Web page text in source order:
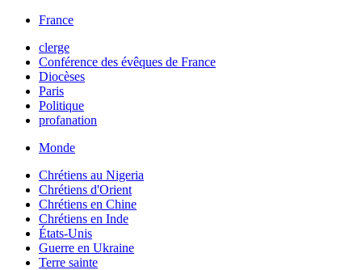
France
clerge
Conférence des évêques de France
Diocèses
Paris
Politique
profanation
Monde
Chrétiens au Nigeria
Chrétiens d'Orient
Chrétiens en Chine
Chrétiens en Inde
États-Unis
Guerre en Ukraine
Terre sainte